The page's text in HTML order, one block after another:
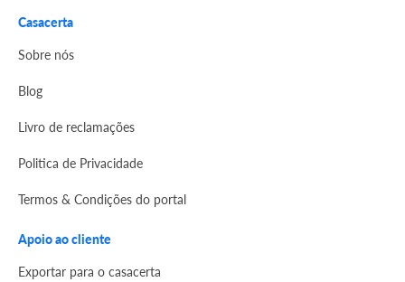
Casacerta
Sobre nós
Blog
Livro de reclamações
Politica de Privacidade
Termos & Condições do portal
Apoio ao cliente
Exportar para o casacerta